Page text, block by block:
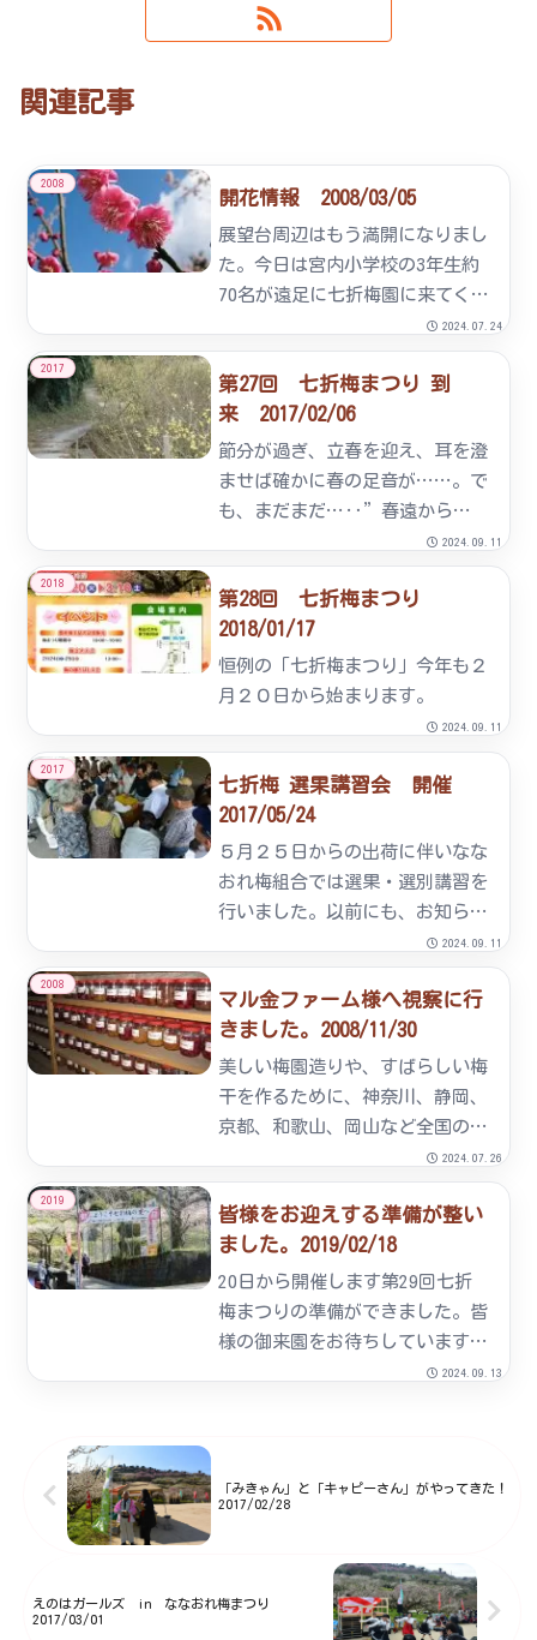
関連記事
2008
開花情報 2008/03/05
展望台周辺はもう満開になりまし
た。今日は宮内小学校の3年生約
70名が遠足に七折梅園に来てくれ
ました。昨年の9月に播いた菜の
花の状態を見に来てくれたので
す。菜の花も満開です。紅梅も満
開です。展望台周辺遊歩道中腹
2024.07.24
2017
第27回 七折梅まつり 到
来 2017/02/06
節分が過ぎ、立春を迎え、耳を澄
ませば確かに春の足音が……。で
も、まだまだ…‥”春遠から
じ”…です。本日も、強風が吹き
荒れていて、立っていても吹き飛
ばされそうで…、写真の手元が風
に揺れて、ブレた写真ばか
り‥‥ピントが合いません。と
りあえず、本...
2024.09.11
2018
第28回 七折梅まつり
2018/01/17
恒例の「七折梅まつり」今年も２
月２０日から始まります。
2024.09.11
2017
七折梅 選果講習会 開催
2017/05/24
５月２５日からの出荷に伴いなな
おれ梅組合では選果・選別講習を
行いました。以前にも、お知らせ
しましたが本年の七折小梅は凶作
で、例年の２～３割の収穫量と予
測されています。しかし、ななお
れ梅組合産「七折小梅」のブラン
ド・イメージを高めるために厳
選...
2024.09.11
2008
マル金ファーム様へ視察に行
きました。2008/11/30
美しい梅園造りや、すばらしい梅
干を作るために、神奈川、静岡、
京都、和歌山、岡山など全国の有
名な産地を視察させて頂きまし
た。どの地域もそれぞれ特長を活
かしたすばらしいものばかりで、
大変勉強になりました。今年最後
の視察は、大分県日田市にある
「マ...
2024.07.26
2019
皆様をお迎えする準備が整い
ました。2019/02/18
20日から開催します第29回七折
梅まつりの準備ができました。皆
様の御来園をお待ちしています。
ななおれ梅組合からのお願い20日
ます。平日に御来園いただ...
2024.09.13
「みきゃん」と「キャピーさん」がやってきた！
2017/02/28
えのはガールズ in ななおれ梅まつり
2017/03/01